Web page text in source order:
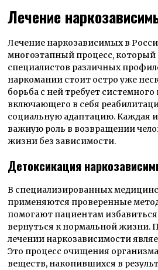
Лечение
Лечение наркозависимых в
многоэтапный процесс, который
специалистов различных
наркомании стоит остро уже
борьба с ней требует системного
включающего в себя
социальную адаптацию. Каждая
важную роль в возвращении
жизни без зависимости.
Детоксикация
В специализированных
применяются проверенные
помогают пациентам
вернуться к нормальной жизни.
лечении наркозависимости
Это процесс очищения
веществ, накопившихся в